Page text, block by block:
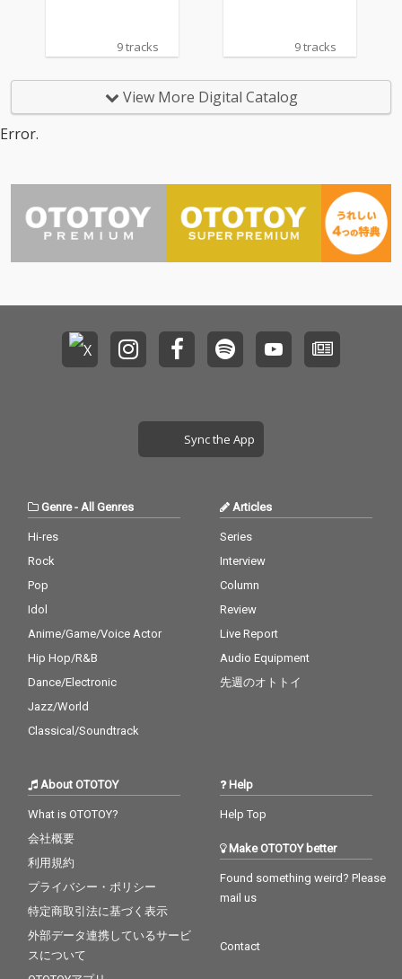
9 tracks 9 tracks
View More Digital Catalog
Error.
Sync the App
Genre- All Genres
Hi-res
Rock
Pop
Idol
Anime/Game/Voice Actor
Hip Hop/R&B
Dance/Electronic
Jazz/World
Classical/Soundtrack
Articles
Series
Interview
Column
Review
Live Report
Audio Equipment
先週のオトトイ
About OTOTOY
What is OTOTOY?
会社概要
利用規約
プライバシー・ポリシー
特定商取引法に基づく表示
外部データ連携しているサービ
スについて
Help
Help Top
Make OTOTOY better
Found something weird? Please
mail us
Contact